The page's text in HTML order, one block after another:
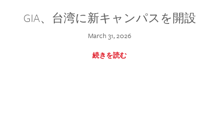
GIA、台湾に新キャンパスを開設
March 31, 2026
続きを読む